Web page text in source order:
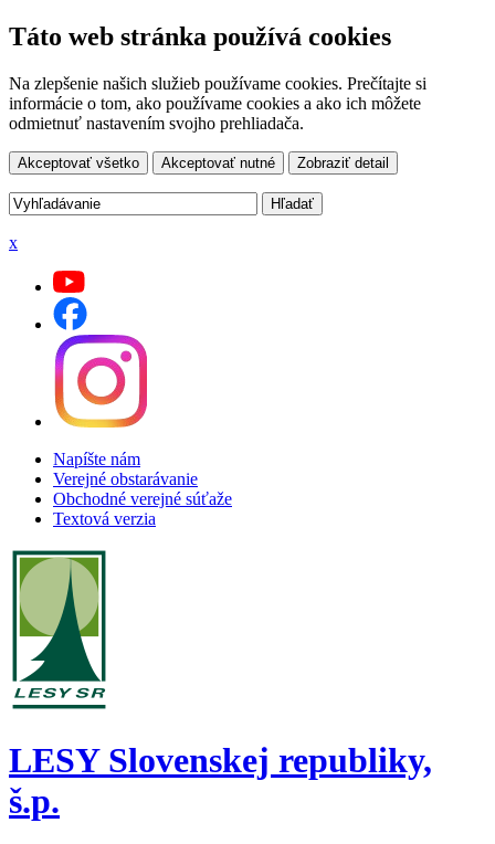
Táto web stránka používá cookies
Na zlepšenie našich služieb používame cookies. Prečítajte si
informácie o tom, ako používame cookies a ako ich môžete
odmietnuť nastavením svojho prehliadača.
Akceptovať všetko Akceptovať nutné Zobraziť detail
x
Napíšte nám
Verejné obstarávanie
Obchodné verejné súťaže
Textová verzia
LESY Slovenskej republiky,
š.p.